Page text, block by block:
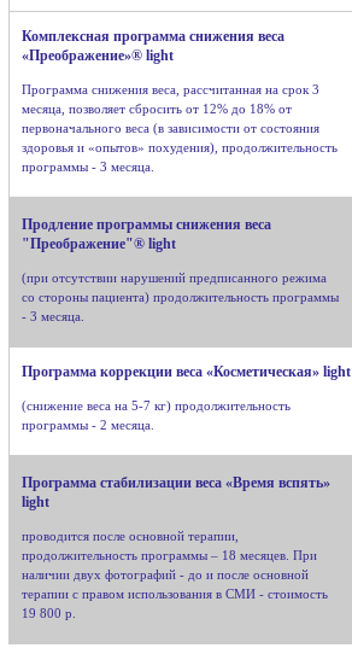
Комплексная программа снижения веса
«Преображение»® light
Программа снижения веса, рассчитанная на срок 3
месяца, позволяет сбросить от 12% до 18% от
первоначального веса (в зависимости от состояния
здоровья и «опытов» похудения), продолжительность
программы - 3 месяца.
Продление программы снижения веса
"Преображение"® light
(при отсутствии нарушений предписанного режима
со стороны пациента) продолжительность программы
- 3 месяца.
Программа коррекции веса «Косметическая» light
(снижение веса на 5-7 кг) продолжительность
программы - 2 месяца.
Программа стабилизации веса «Время вспять»
light
проводится после основной терапии,
продолжительность программы – 18 месяцев. При
наличии двух фотографий - до и после основной
терапии с правом использования в СМИ - стоимость
19 800 р.